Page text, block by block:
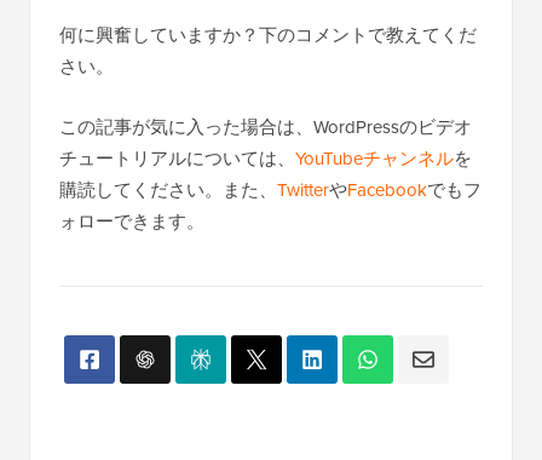
何に興奮していますか？下のコメントで教えてくだ
さい。
この記事が気に入った場合は、WordPressのビデオ
チュートリアルについては、 YouTubeチャンネルを
購読してください。また、 TwitterやFacebookでもフ
ォローできます。